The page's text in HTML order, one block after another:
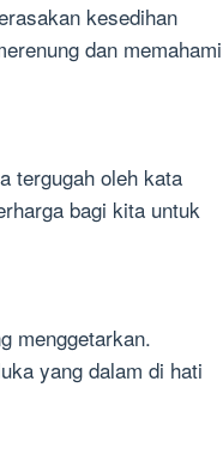
kesedihan
dan memahami
tergugah oleh kata
bagi kita untuk
menggetarkan.
yang dalam di hati